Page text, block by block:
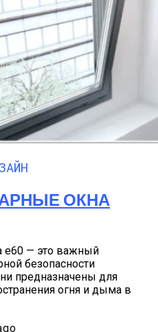
ОКНА
е60 — это важный
безопасности
предназначены для
огня и дыма в